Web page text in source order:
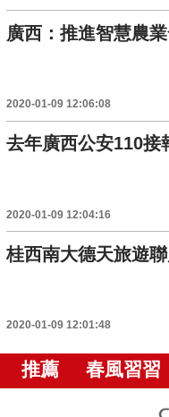
廣西：推進智慧農
2020-01-09 12:06:08
去年廣西公安110接
2020-01-09 12:04:16
桂西南大德天旅遊
2020-01-09 12:01:48
推薦 春風習習